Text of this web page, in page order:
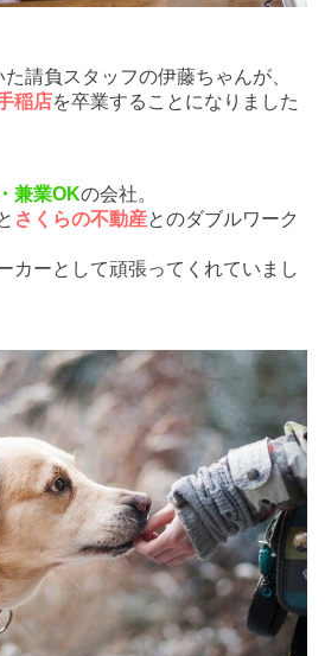
請負スタッフの伊藤ちゃんが、
稲店を卒業することになりました
兼業OKの会社。
さくらの不動産とのダブルワーク
カーとして頑張ってくれていまし